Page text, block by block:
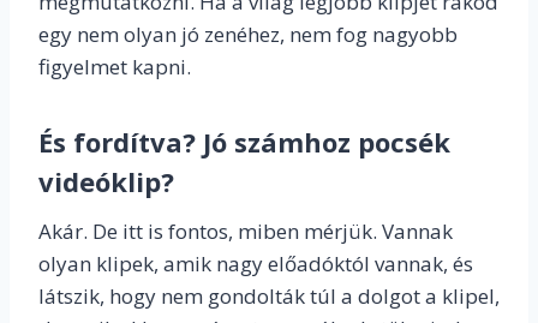
egy nem olyan jó zenéhez, nem fog nagyobb
figyelmet kapni.
És fordítva? Jó számhoz pocsék
videóklip?
Akár. De itt is fontos, miben mérjük. Vannak
olyan klipek, amik nagy előadóktól vannak, és
látszik, hogy nem gondolták túl a dolgot a klipel,